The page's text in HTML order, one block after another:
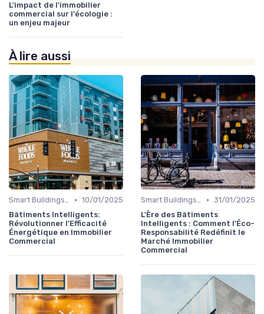
L'impact de l'immobilier
commercial sur l'écologie :
un enjeu majeur
À lire aussi
Smart Buildings et Efficacité Énergétique • 10/01/2025
Bâtiments Intelligents:
Révolutionner l'Efficacité
Énergétique en Immobilier
Commercial
Smart Buildings et Efficacité Énergétique • 31/01/2025
L'Ère des Bâtiments
Intelligents : Comment l'Éco-
Responsabilité Redéfinit le
Marché Immobilier
Commercial